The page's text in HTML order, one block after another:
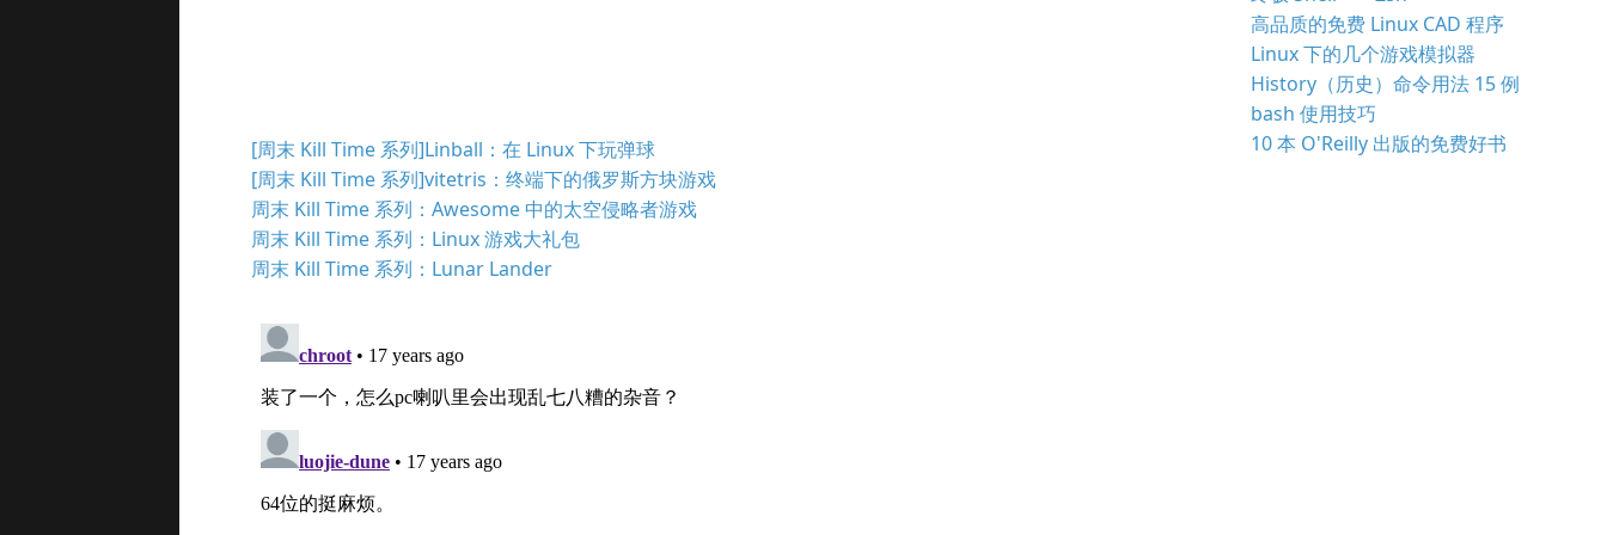
[周末 Kill Time 系列]Linball：在 Linux 下玩弹球
[周末 Kill Time 系列]vitetris：终端下的俄罗斯方块游戏
周末 Kill Time 系列：Awesome 中的太空侵略者游戏
周末 Kill Time 系列：Linux 游戏大礼包
周末 Kill Time 系列：Lunar Lander
高品质的免费 Linux CAD 程序
Linux 下的几个游戏模拟器
History（历史）命令用法 15 例
bash 使用技巧
10 本 O'Reilly 出版的免费好书